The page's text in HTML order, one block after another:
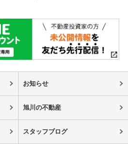
お知らせ
旭川の不動産
スタッフブログ